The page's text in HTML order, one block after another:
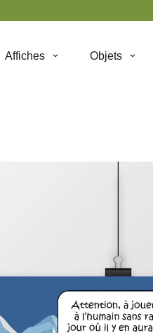
Affiches Objets